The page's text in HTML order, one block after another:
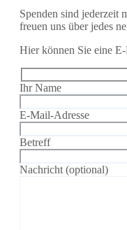
Spenden sind jederzeit
freuen uns über jedes
Hier können Sie eine
Ihr Name
E-Mail-Adresse
Betreff
Nachricht (optional)